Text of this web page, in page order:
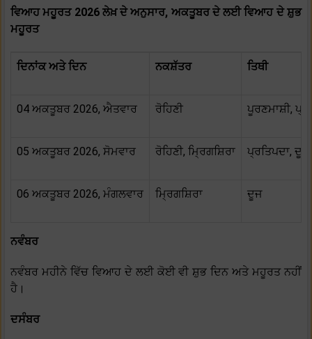
ਵਿਆਹ ਮਹੂਰਤ 2026 ਲੇਖ਼ ਦੇ ਅਨੁਸਾਰ, ਅਕਤੂਬਰ ਦੇ ਲਈ ਵਿਆਹ ਦੇ ਸ਼ੁਭ
ਮਹੂਰਤ
ਦਿਨਾਂਕ ਅਤੇ ਦਿਨ ਨਕਸ਼ੱਤਰ ਤਿਥੀ
04 ਅਕਤੂਬਰ 2026, ਐਤਵਾਰ ਰੋਹਿਣੀ ਪੂਰਣਮਾਸ਼ੀ,
05 ਅਕਤੂਬਰ 2026, ਸੋਮਵਾਰ ਰੋਹਿਣੀ, ਮ੍ਰਿਗਸ਼ਿਰਾ ਪ੍ਰਤਿਪਦਾ, ਦੂਜ
06 ਅਕਤੂਬਰ 2026, ਮੰਗਲਵਾਰ ਮ੍ਰਿਗਸ਼ਿਰਾ ਦੂਜ
ਨਵੰਬਰ
ਨਵੰਬਰ ਮਹੀਨੇ ਵਿੱਚ ਵਿਆਹ ਦੇ ਲਈ ਕੋਈ ਵੀ ਸ਼ੁਭ ਦਿਨ ਅਤੇ ਮਹੂਰਤ ਨਹੀਂ
ਹੈ।
ਦਸੰਬਰ